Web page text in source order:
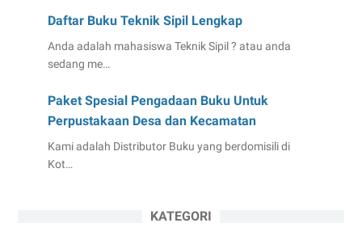
Daftar Buku Teknik Sipil Lengkap
Anda adalah mahasiswa Teknik Sipil ? atau anda
sedang me…
Paket Spesial Pengadaan Buku Untuk
Perpustakaan Desa dan Kecamatan
Kami adalah Distributor Buku yang berdomisili di
Kot…
KATEGORI